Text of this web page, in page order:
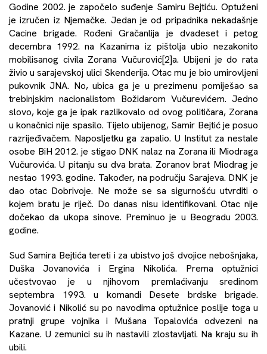
Godine 2002. je započelo suđenje Samiru Bejtiću. Optuženi
je izručen iz Njemačke. Jedan je od pripadnika nekadašnje
Cacine brigade. Rođeni Gračanlija je dvadeset i petog
decembra 1992. na Kazanima iz pištolja ubio nezakonito
mobilisanog civila Zorana Vučurović[2]a. Ubijeni je do rata
živio u sarajevskoj ulici Skenderija. Otac mu je bio umirovljeni
pukovnik JNA. No, ubica ga je u prezimenu pomiješao sa
trebinjskim nacionalistom Božidarom Vučurevićem. Jedno
slovo, koje ga je ipak razlikovalo od ovog političara, Zorana
u konačnici nije spasilo. Tijelo ubijenog, Samir Bejtić je posuo
razrijeđivačem. Naposljetku ga zapalio. U Institut za nestale
osobe BiH 2012. je stigao DNK nalaz na Zorana ili Miodraga
Vučurovića. U pitanju su dva brata. Zoranov brat Miodrag je
nestao 1993. godine. Također, na području Sarajeva. DNK je
dao otac Dobrivoje. Ne može se sa sigurnošću utvrditi o
kojem bratu je riječ. Do danas nisu identifikovani. Otac nije
dočekao da ukopa sinove. Preminuo je u Beogradu 2003.
godine.
Sud Samira Bejtića tereti i za ubistvo još dvojice nebošnjaka,
Duška Jovanovića i Ergina Nikolića. Prema optužnici
učestvovao je u njihovom premlaćivanju sredinom
septembra 1993. u komandi Desete brdske brigade.
Jovanović i Nikolić su po navodima optužnice poslije toga u
pratnji grupe vojnika i Mušana Topalovića odvezeni na
Kazane. U zemunici su ih nastavili zlostavljati. Na kraju su ih
ubili.